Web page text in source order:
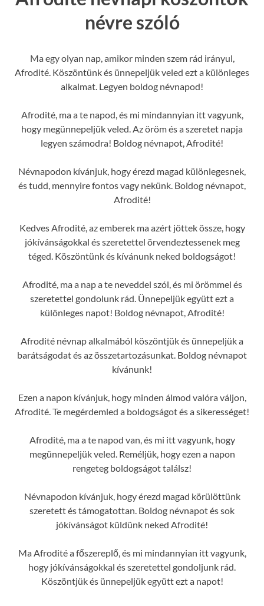
névre szóló
Ma egy olyan nap, amikor minden szem rád irányul,
Afrodité. Köszöntünk és ünnepeljük veled ezt a különleges
alkalmat. Legyen boldog névnapod!
Afrodité, ma a te napod, és mi mindannyian itt vagyunk,
hogy megünnepeljük veled. Az öröm és a szeretet napja
legyen számodra! Boldog névnapot, Afrodité!
Névnapodon kívánjuk, hogy érezd magad különlegesnek,
és tudd, mennyire fontos vagy nekünk. Boldog névnapot,
Afrodité!
Kedves Afrodité, az emberek ma azért jöttek össze, hogy
jókívánságokkal és szeretettel örvendeztessenek meg
téged. Köszöntünk és kívánunk neked boldogságot!
Afrodité, ma a nap a te neveddel szól, és mi örömmel és
szeretettel gondolunk rád. Ünnepeljük együtt ezt a
különleges napot! Boldog névnapot, Afrodité!
Afrodité névnap alkalmából köszöntjük és ünnepeljük a
barátságodat és az összetartozásunkat. Boldog névnapot
kívánunk!
Ezen a napon kívánjuk, hogy minden álmod valóra váljon,
Afrodité. Te megérdemled a boldogságot és a sikerességet!
Afrodité, ma a te napod van, és mi itt vagyunk, hogy
megünnepeljük veled. Reméljük, hogy ezen a napon
rengeteg boldogságot találsz!
Névnapodon kívánjuk, hogy érezd magad körülöttünk
szeretett és támogatottan. Boldog névnapot és sok
jókívánságot küldünk neked Afrodité!
Ma Afrodité a főszereplő, és mi mindannyian itt vagyunk,
hogy jókívánságokkal és szeretettel gondoljunk rád.
Köszöntjük és ünnepeljük együtt ezt a napot!